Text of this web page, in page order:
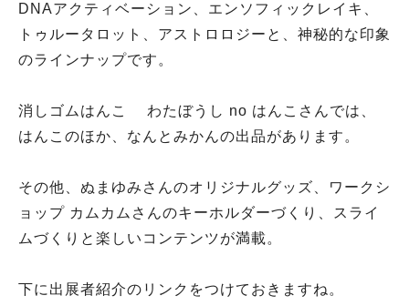
DNAアクティベーション、エンソフィックレイキ、
トゥルータロット、アストロロジーと、神秘的な印象
のラインナップです。
消しゴムはんこ わたぼうし no はんこさんでは、
はんこのほか、なんとみかんの出品があります。
その他、ぬまゆみさんのオリジナルグッズ、ワークシ
ョップ カムカムさんのキーホルダーづくり、スライ
ムづくりと楽しいコンテンツが満載。
下に出展者紹介のリンクをつけておきますね。